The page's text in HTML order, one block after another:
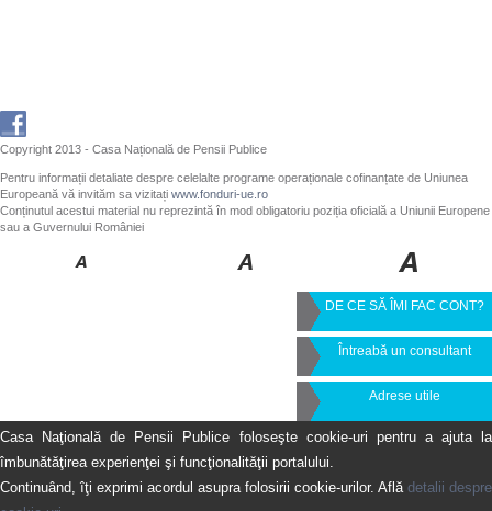
Copyright 2013 - Casa Națională de Pensii Publice
Pentru informații detaliate despre celelalte programe operaționale cofinanțate de Uniunea
Europeană vă invităm sa vizitați www.fonduri-ue.ro
Conținutul acestui material nu reprezintă în mod obligatoriu poziția oficială a Uniunii Europene
sau a Guvernului României
DE CE SĂ ÎMI FAC CONT?
Întreabă un consultant
Adrese utile
Casa Naţională de Pensii Publice foloseşte cookie-uri pentru a ajuta la
îmbunătăţirea experienţei şi funcţionalităţii portalului.
Continuând, îţi exprimi acordul asupra folosirii cookie-urilor. Află detalii despre